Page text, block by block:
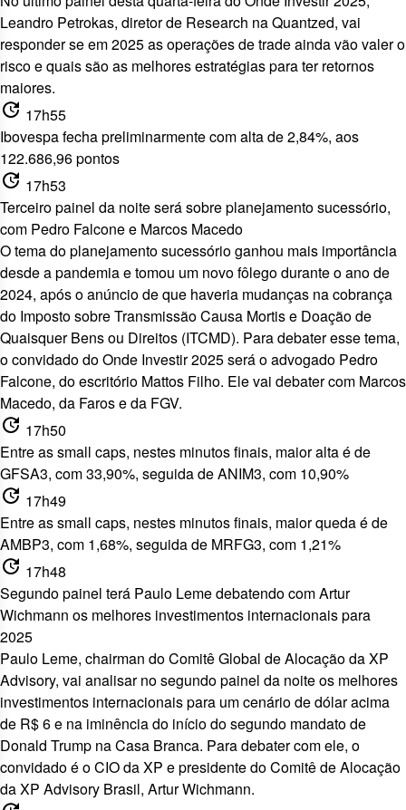
Leandro Petrokas, diretor de Research na Quantzed, vai
responder se em 2025 as operações de trade ainda vão valer o
risco e quais são as melhores estratégias para ter retornos
maiores.
update 17h55
Ibovespa fecha preliminarmente com alta de 2,84%, aos
122.686,96 pontos
update 17h53
Terceiro painel da noite será sobre planejamento sucessório,
com Pedro Falcone e Marcos Macedo
O tema do planejamento sucessório ganhou mais importância
desde a pandemia e tomou um novo fôlego durante o ano de
2024, após o anúncio de que haveria mudanças na cobrança
do Imposto sobre Transmissão Causa Mortis e Doação de
Quaisquer Bens ou Direitos (ITCMD). Para debater esse tema,
o convidado do Onde Investir 2025 será o advogado Pedro
Falcone, do escritório Mattos Filho. Ele vai debater com Marcos
Macedo, da Faros e da FGV.
update 17h50
Entre as small caps, nestes minutos finais, maior alta é de
GFSA3, com 33,90%, seguida de ANIM3, com 10,90%
update 17h49
Entre as small caps, nestes minutos finais, maior queda é de
AMBP3, com 1,68%, seguida de MRFG3, com 1,21%
update 17h48
Segundo painel terá Paulo Leme debatendo com Artur
Wichmann os melhores investimentos internacionais para
2025
Paulo Leme, chairman do Comitê Global de Alocação da XP
Advisory, vai analisar no segundo painel da noite os melhores
investimentos internacionais para um cenário de dólar acima
de R$ 6 e na iminência do início do segundo mandato de
Donald Trump na Casa Branca. Para debater com ele, o
convidado é o CIO da XP e presidente do Comitê de Alocação
da XP Advisory Brasil, Artur Wichmann.